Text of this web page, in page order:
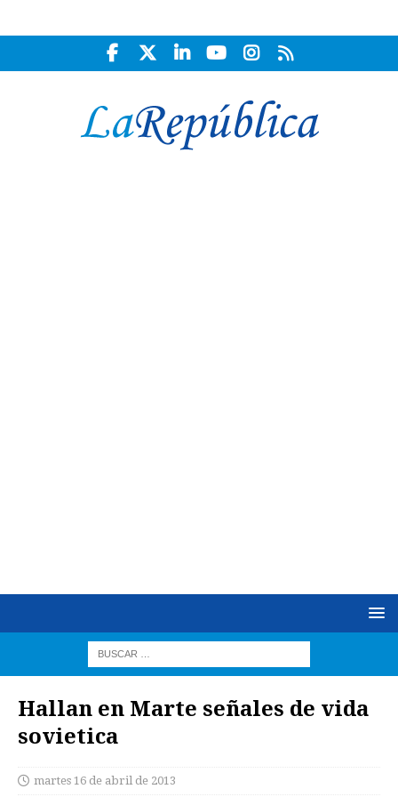
Hallan en Marte señales de vida
sovietica
martes 16 de abril de 2013